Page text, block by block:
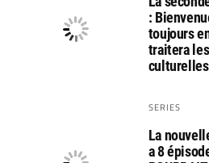
:
toujours
traitera
SERIES
La
a 8